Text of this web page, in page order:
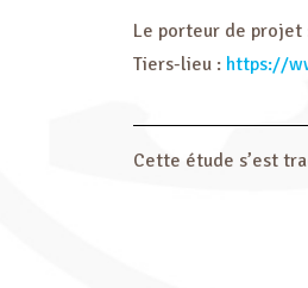
Le porteur de projet
Tiers-lieu : https://
Cette étude s’est